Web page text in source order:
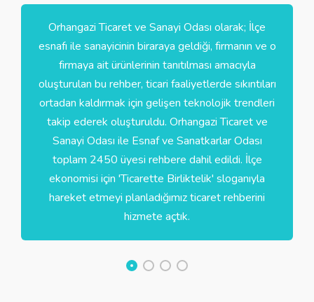
Orhangazi Ticaret ve Sanayi Odası olarak; İlçe
esnafı ile sanayicinin biraraya geldiği, firmanın ve o
firmaya ait ürünlerinin tanıtılması amacıyla
oluşturulan bu rehber, ticari faaliyetlerde sıkıntıları
ortadan kaldırmak için gelişen teknolojik trendleri
takip ederek oluşturuldu. Orhangazi Ticaret ve
Sanayi Odası ile Esnaf ve Sanatkarlar Odası
toplam 2450 üyesi rehbere dahil edildi. İlçe
ekonomisi için 'Ticarette Birliktelik' sloganıyla
hareket etmeyi planladığımız ticaret rehberini
hizmete açtık.